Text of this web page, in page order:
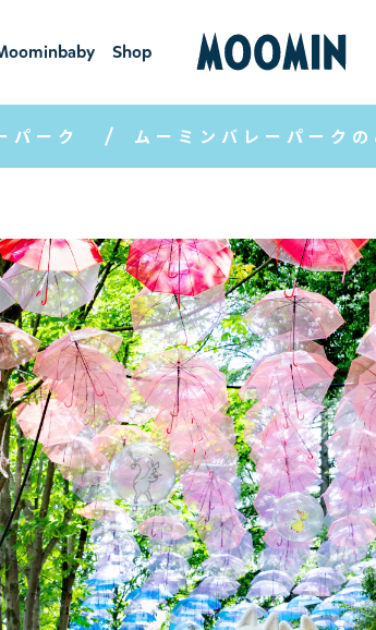
ムーミンベ
ビー
Shop
ショ
ップ
パーク ムーミンバレーパーク